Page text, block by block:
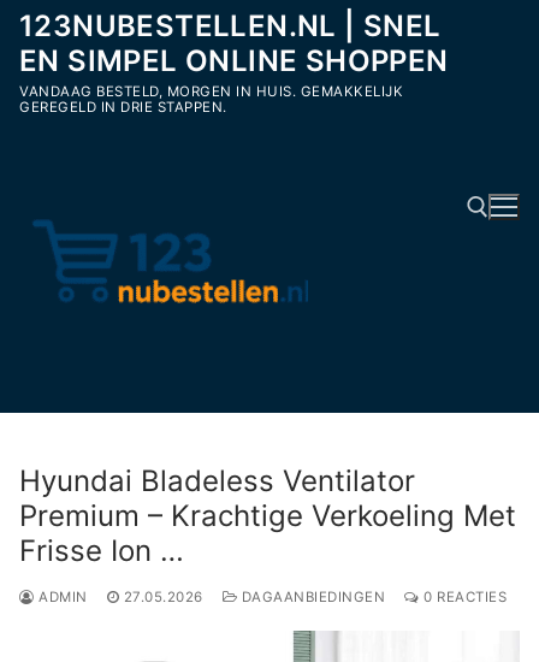
Ga
naar
de
inhoud
123NUBESTELLEN.NL | SNEL
EN SIMPEL ONLINE SHOPPEN
VANDAAG BESTELD, MORGEN IN HUIS. GEMAKKELIJK
GEREGELD IN DRIE STAPPEN.
Zoeken naar:
Hyundai Bladeless Ventilator
Premium – Krachtige Verkoeling Met
Frisse Ion …
ADMIN 27.05.2026 DAGAANBIEDINGEN 0 REACTIES